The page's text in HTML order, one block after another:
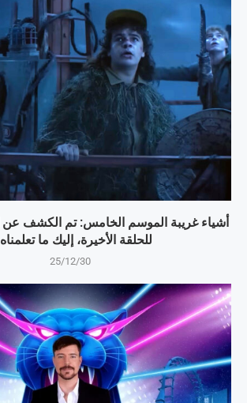
أشياء غريبة الموسم الخامس: تم الكشف عن
للحلقة الأخيرة، إليك ما
25/12/30